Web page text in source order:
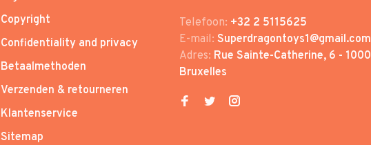
Copyright
Confidentiality and privacy
Betaalmethoden
Verzenden & retourneren
Klantenservice
Sitemap
Telefoon: +32 2 5115625
E-mail: Superdragontoys1@gmail.com
Adres: Rue Sainte-Catherine, 6 - 1000
Bruxelles